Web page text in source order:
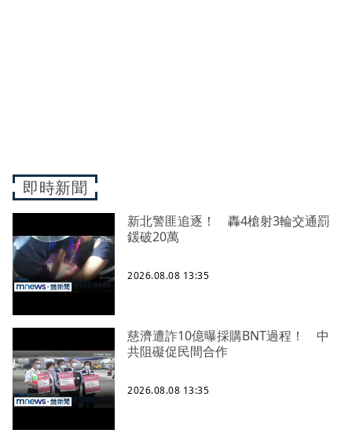
即時新聞
新北警匪追逐！ 轟4槍射3輪交通罰
鍰破20萬
2026.08.08 13:35
慈濟遭詐10億曝採購BNT過程！ 中
共阻礙促民間合作
2026.08.08 13:35